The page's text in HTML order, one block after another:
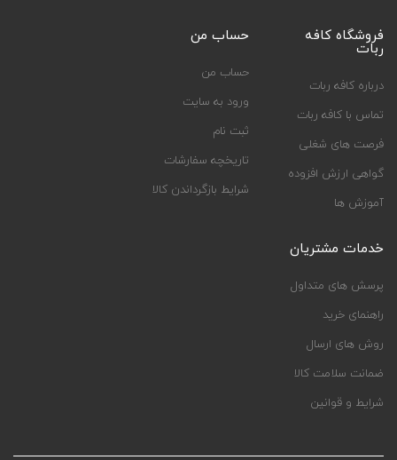
فروشگاه کافه
ربات
درباره کافه ربات
تماس با کافه ربات
فرصت های شغلی
گواهی ارزش افزوده
آموزش ها
حساب من
حساب من
ورود به سایت
ثبت نام
تاریخچه سفارشات
شرایط بازگرداندن کالا
خدمات مشتریان
پرسش های متداول
راهنمای خرید
روش های ارسال
ضمانت سلامت کالا
شرایط و قوانین